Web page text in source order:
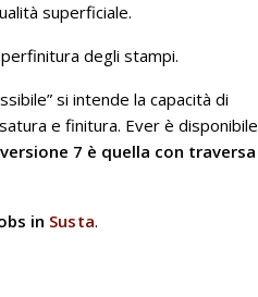
superficiale.
degli stampi.
si intende la capacità di
e finitura. Ever è disponibile
versione 7 è quella con traversa
in Susta.